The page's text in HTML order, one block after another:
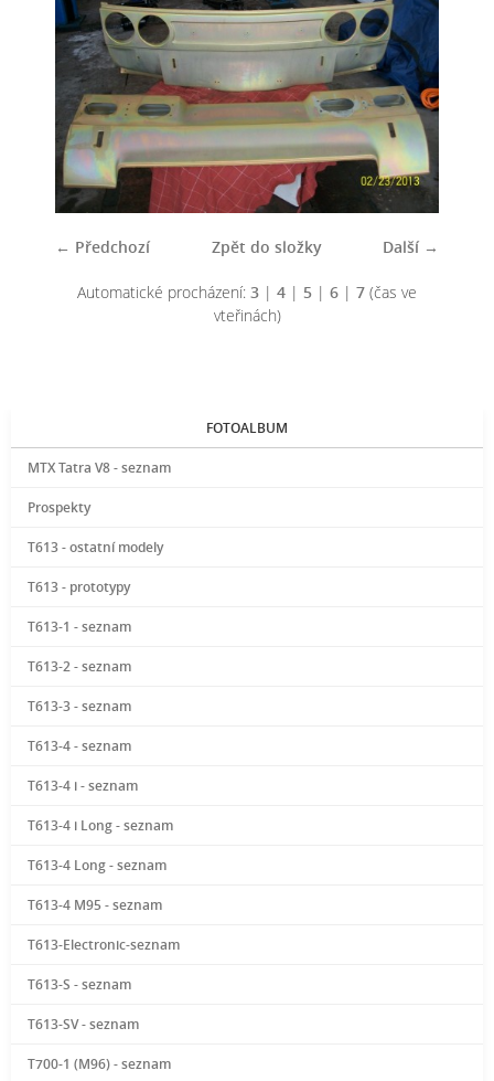
← Předchozí Další →
Zpět do složky
Automatické procházení: 3 | 4 | 5 | 6 | 7 (čas ve
vteřinách)
FOTOALBUM
MTX Tatra V8 - seznam
Prospekty
T613 - ostatní modely
T613 - prototypy
T613-1 - seznam
T613-2 - seznam
T613-3 - seznam
T613-4 - seznam
T613-4 i - seznam
T613-4 i Long - seznam
T613-4 Long - seznam
T613-4 M95 - seznam
T613-Electronic-seznam
T613-S - seznam
T613-SV - seznam
T700-1 (M96) - seznam